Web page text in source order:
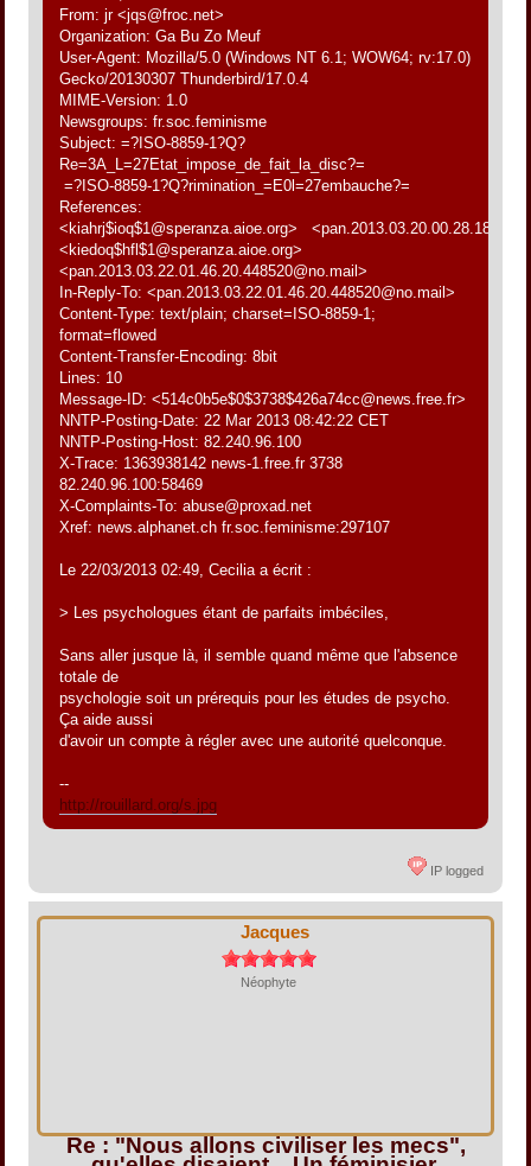
From: jr <jqs@froc.net>
Organization: Ga Bu Zo Meuf
User-Agent: Mozilla/5.0 (Windows NT 6.1; WOW64; rv:17.0)
Gecko/20130307 Thunderbird/17.0.4
MIME-Version: 1.0
Newsgroups: fr.soc.feminisme
Subject: =?ISO-8859-1?Q?
Re=3A_L=27Etat_impose_de_fait_la_disc?=
=?ISO-8859-1?Q?rimination_=E0l=27embauche?=
References:
<kiahrj$ioq$1@speranza.aioe.org>
<kiedoq$hfl$1@speranza.aioe.org>
<pan.2013.03.22.01.46.20.448520@no.mail>
In-Reply-To: <pan.2013.03.22.01.46.20.448520@no.mail>
Content-Type: text/plain; charset=ISO-8859-1;
format=flowed
Content-Transfer-Encoding: 8bit
Lines: 10
Message-ID: <514c0b5e$0$3738$426a74cc@news.free.fr>
NNTP-Posting-Date: 22 Mar 2013 08:42:22 CET
NNTP-Posting-Host: 82.240.96.100
X-Trace: 1363938142 news-1.free.fr 3738
82.240.96.100:58469
X-Complaints-To: abuse@proxad.net
Xref: news.alphanet.ch fr.soc.feminisme:297107
Le 22/03/2013 02:49, Cecilia a écrit :
> Les psychologues étant de parfaits imbéciles,
Sans aller jusque là, il semble quand même que l'absence
totale de
psychologie soit un prérequis pour les études de psycho.
Ça aide aussi
d'avoir un compte à régler avec une autorité quelconque.
--
http://rouillard.org/s.jpg
IP logged
Jacques
Néophyte
Re : "Nous allons civiliser les mecs",